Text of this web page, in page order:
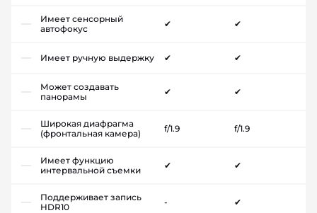
Имеет сенсорный
автофокус
✔ ✔
Имеет ручную выдержку ✔ ✔
Может создавать
панорамы
✔ ✔
Широкая диафрагма
(фронтальная камера)
f/1.9 f/1.9
Имеет функцию
интервальной съемки
✔ ✔
Поддерживает запись
HDR10
- ✔